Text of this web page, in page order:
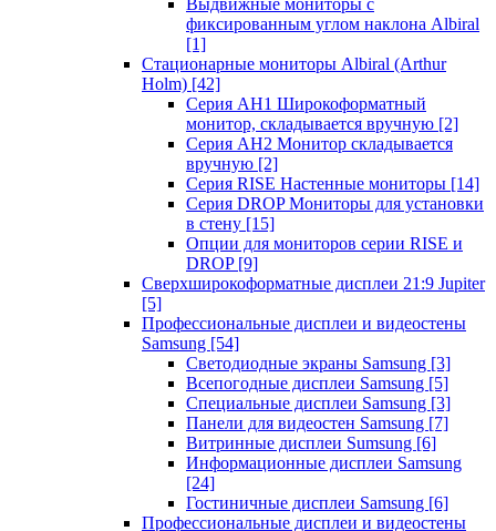
Выдвижные мониторы с
фиксированным углом наклона Albiral
[1]
Стационарные мониторы Albiral (Arthur
Holm) [42]
Серия AH1 Широкоформатный
монитор, складывается вручную [2]
Серия AH2 Монитор складывается
вручную [2]
Серия RISE Настенные мониторы [14]
Серия DROP Мониторы для установки
в стену [15]
Опции для мониторов серии RISE и
DROP [9]
Сверхширокоформатные дисплеи 21:9 Jupiter
[5]
Профессиональные дисплеи и видеостены
Samsung [54]
Светодиодные экраны Samsung [3]
Всепогодные дисплеи Samsung [5]
Специальные дисплеи Samsung [3]
Панели для видеостен Samsung [7]
Витринные дисплеи Sumsung [6]
Информационные дисплеи Samsung
[24]
Гостиничные дисплеи Samsung [6]
Профессиональные дисплеи и видеостены